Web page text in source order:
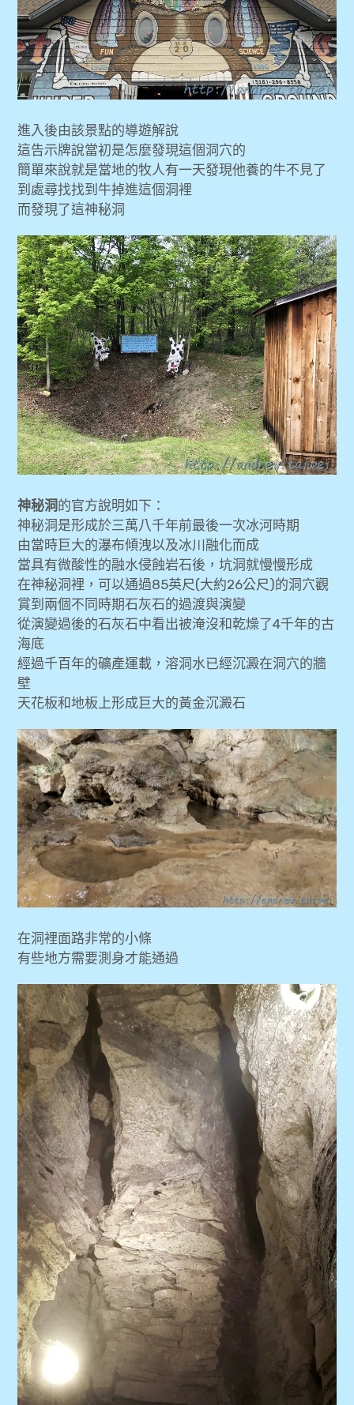
進入後由該景點的導遊解說
這告示牌說當初是怎麼發現這個洞穴的
簡單來說就是當地的牧人有一天發現他養的牛不見了
到處尋找找到牛掉進這個洞裡
而發現了這神秘洞
神秘洞的官方說明如下：
神秘洞是形成於三萬八千年前最後一次冰河時期
由當時巨大的瀑布傾洩以及冰川融化而成
當具有微酸性的融水侵蝕岩石後，坑洞就慢慢形成
在神秘洞裡，可以通過85英尺(大約26公尺)的洞穴觀
賞到兩個不同時期石灰石的過渡與演變
從演變過後的石灰石中看出被淹沒和乾燥了4千年的古
海底
經過千百年的礦產運載，溶洞水已經沉澱在洞穴的牆
壁
天花板和地板上形成巨大的黃金沉澱石
在洞裡面路非常的小條
有些地方需要測身才能通過